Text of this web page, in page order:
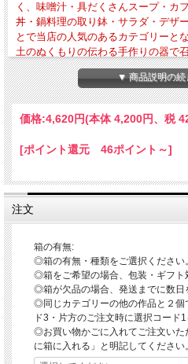
く、味噌汁・具だくさんスープ・カ
丼・鍋料理の取り鉢・サラダ・デザ
とで当店の人気のあるカテゴリーと
土のぬくもりの伝わる手作りの器で
味しさに癒し効果がプラスされるか
・外寸法-径約105mm × 高さ約75mm・作
・電子レンジ・食器洗浄乾燥機の使用OK
当店ではこの器で一層美味しくお召し上が
い取手・なるべく重さを感じないような位
◎ホットドリンク簡単レシピ
※当店は薬品によるコーティングをしてお
レンジでお好みの温度までチン(600wで2分
〇ロイヤルミルクティー器の3分の1程度の
く置き、ティーバッグを取り出しミルクと
(600wで2分程度)してください。
〇チャイ-器の3分の1程度のお湯と紅茶の
れしばらく置き、ティーバッグを取り出し
でチン(600wで2分程度)してください。
※ティーバックを入れてチンされる場合、
火花が散る可能性があるため針のついてな
してください。又、加熱とともにティーバ
▼ 商品説明の
価格:4,620円(本体 4,200円、税
[ポイント還元 46ポイント～]
注文
箱の有無:
◎箱の有無・種類をご選択ください。
◎箱をご希望の場合、包装・ギフト
◎箱が欠品の場合、発送までに数日
◎同じカテゴリーの他の作品と２個
ド3・片方のご注文時に選択コード1
◎お買い物かごに入れてご注文いた
に箱に入れる」と明記してください。